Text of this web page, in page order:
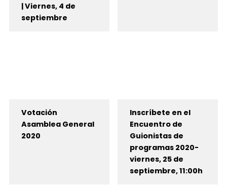
| Viernes, 4 de
septiembre
Votación
Asamblea General
2020
Inscríbete en el
Encuentro de
Guionistas de
programas 2020-
viernes, 25 de
septiembre, 11:00h